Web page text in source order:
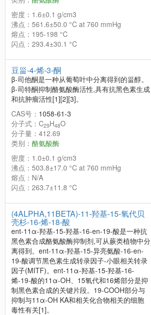
密度：1.6±0.1 g/cm3
沸点：561.6±50.0 °C at 760 mmHg
熔点：195-198 °C
闪点：293.4±30.1 °C
豆甾-4-烯-3-酮
β-司他酮是一种从葡萄叶中分离得到的甾醇。
β-司特酮抑制酪氨酸酶活性,具有抗黑色素生成
和抗肿瘤活性[1][2][3]。
CAS号： 1058-61-3
分子式：C29H48O
分子量：412.69
类别： 酪氨酸酶
密度：1.0±0.1 g/cm3
沸点：503.8±17.0 °C at 760 mmHg
熔点：N/A
闪点：263.7±11.8 °C
(4ALPHA,11BETA)-11-羟基-15-氧代贝
壳杉-16-烯-18-酸
ent-11α-羟基-15-羟基-16-en-19-酸是一种抗
黑色素合成酪氨酸酶抑制剂,可从蕨类植物中分
离得到。ent-11α-羟基-15-异亮氨酸-16-en-
19-酸调节黑色素生成转录因子-小眼相关转录
因子(MITF)。ent-11α-羟基-15-羟基-16-
烯-19-酸的11α-OH、15氧代和16烯部分是抑
制黑色素合成的关键片段。19-COOH部分与
抑制与11α-OH KA和相关化合物相关的细胞
毒性有关[1]。